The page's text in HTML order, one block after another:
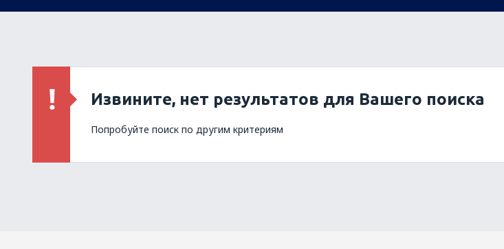
Извините, нет результатов для Вашего поиска
Попробуйте поиск по другим критериям